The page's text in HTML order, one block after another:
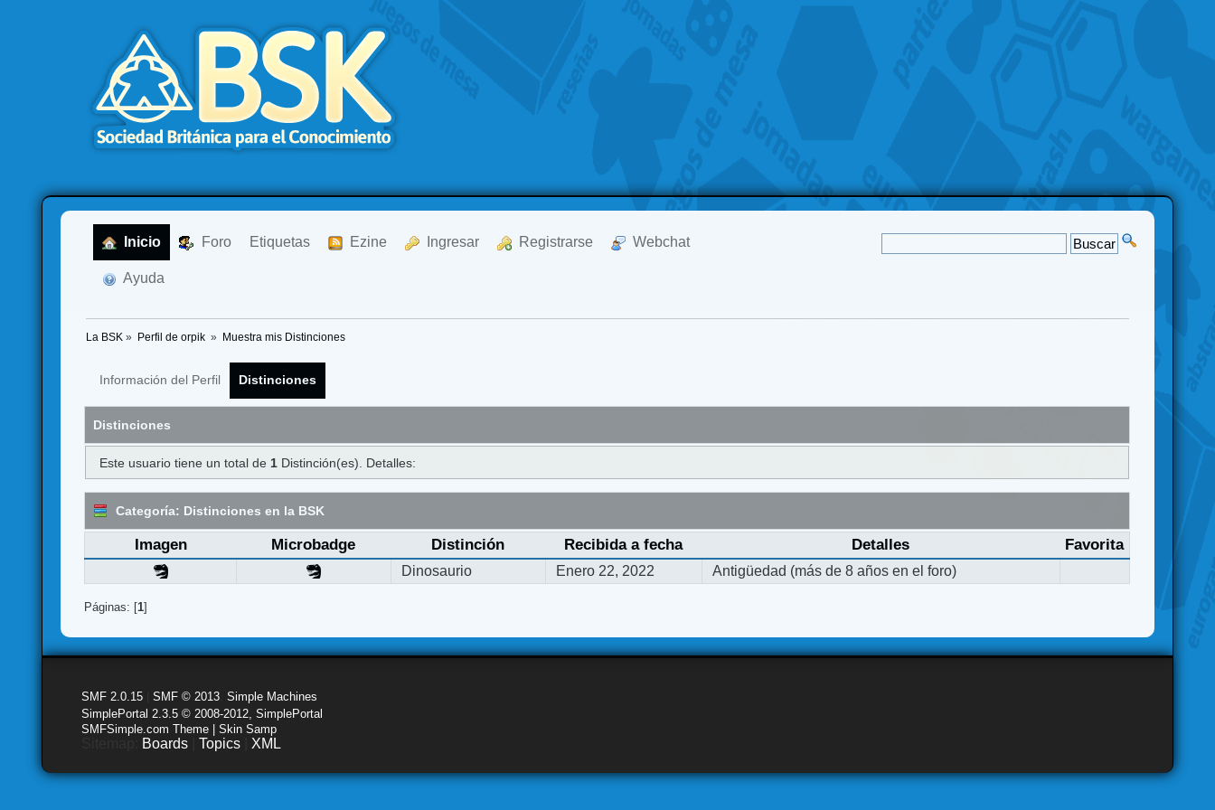
Inicio Foro Etiquetas Ezine Ingresar Registrarse Webchat
Ayuda
La BSK » Perfil de orpik » Muestra mis Distinciones
Información del Perfil Distinciones
Distinciones
Este usuario tiene un total de 1Distinción(es). Detalles:
Categoría: Distinciones en la BSK
Imagen Microbadge Distinción Recibida a fecha Detalles Favorita
Dinosaurio Enero 22, 2022 Antigüedad (más de 8 años en el foro)
Páginas: [1]
SMF 2.0.15 |SMF © 2013 ,Simple Machines
SimplePortal 2.3.5 © 2008-2012, SimplePortal
SMFSimple.com Theme | Skin Samp
Boards |Topics XML